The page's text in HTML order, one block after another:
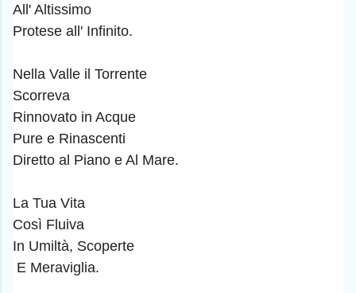
All' Altissimo
Protese all' Infinito.
Nella Valle il Torrente
Scorreva
Rinnovato in Acque
Pure e Rinascenti
Diretto al Piano e Al Mare.
La Tua Vita
Così Fluiva
In Umiltà, Scoperte
E Meraviglia.